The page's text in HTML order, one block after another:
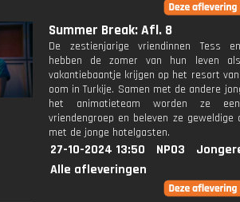
Summer Break: Afl. 8
De zestienjarige vriendinnen Tess
hebben de zomer van hun leven
vakantiebaantje krijgen op het resort
oom in Turkije. Samen met de andere
het animatieteam worden ze
vriendengroep en beleven ze geweldige
met de jonge hotelgasten.
27-10-2024 13:50 NPO3
Alle afleveringen